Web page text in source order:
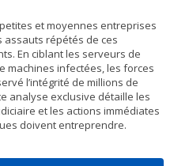
et moyennes entreprises
répétés de ces
En ciblant les serveurs de
machines infectées, les forces
l’intégrité de millions de
analyse exclusive détaille les
et les actions immédiates
doivent entreprendre.